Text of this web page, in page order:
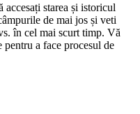
accesați starea și istoricul
de mai jos și veti
în cel mai scurt timp. Vă
a face procesul de